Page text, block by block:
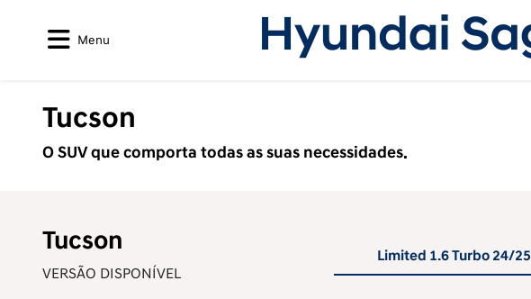
Menu
Tucson
O SUV que comporta todas as suas necessidades.
Tucson
VERSÃO DISPONÍVEL
Limited 1.6 Turbo 24/25